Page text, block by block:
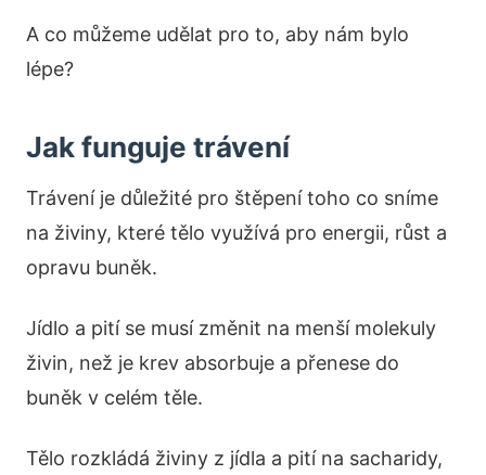
A co můžeme udělat pro to, aby nám bylo
lépe?
Jak funguje trávení
Trávení je důležité pro štěpení toho co sníme
na živiny, které tělo využívá pro energii, růst a
opravu buněk.
Jídlo a pití se musí změnit na menší molekuly
živin, než je krev absorbuje a přenese do
buněk v celém těle.
Tělo rozkládá živiny z jídla a pití na sacharidy,